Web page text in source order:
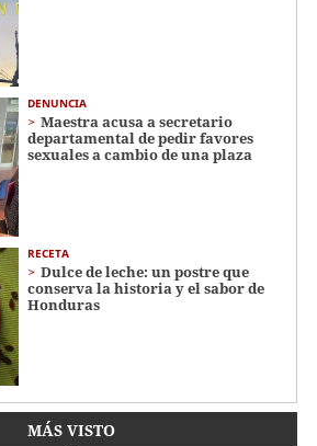
DENUNCIA
Maestra acusa a secretario
departamental de pedir favores
sexuales a cambio de una plaza
RECETA
Dulce de leche: un postre que
conserva la historia y el sabor de
Honduras
MÁS VISTO